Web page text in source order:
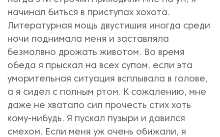
начинал биться в приступах хохота.
Литературная мощь двустишия иногда среди
ночи поднимала меня и заставляла
безмолвно дрожать животом. Во время
обеда я прыскал на всех супом, если эта
уморительная ситуация всплывала в голове,
а я сидел с полным ртом. К сожалению, мне
даже не хватало сил прочесть стих хоть
кому-нибудь. Я пускал пузыри и давился
смехом. Если меня уж очень обижали, я